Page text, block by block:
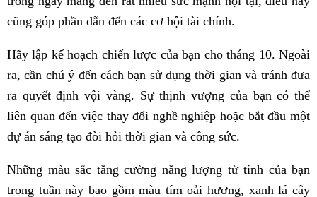
cũng góp phần dẫn đến các cơ hội tài chính.
Hãy lập kế hoạch chiến lược của bạn cho tháng 10. Ngoài
ra, cần chú ý đến cách bạn sử dụng thời gian và tránh đưa
ra quyết định vội vàng. Sự thịnh vượng của bạn có thể
liên quan đến việc thay đổi nghề nghiệp hoặc bắt đầu một
dự án sáng tạo đòi hỏi thời gian và công sức.
Những màu sắc tăng cường năng lượng từ tính của bạn
trong tuần này bao gồm màu tím oải hương, xanh lá cây